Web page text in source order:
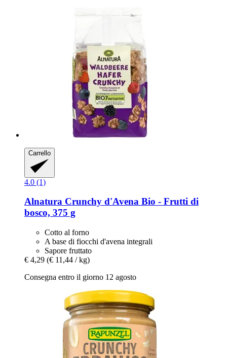
Carrello
4.0 (1)
Alnatura Crunchy d'Avena Bio -​ Frutti di
bosco, 375 g
Cotto al forno
A base di fiocchi d'avena integrali
Sapore fruttato
€ 4,29 (€ 11,44 / kg)
Consegna entro il giorno 12 agosto